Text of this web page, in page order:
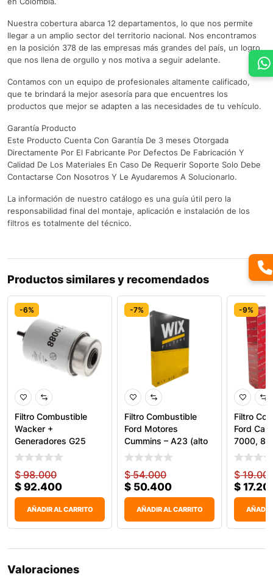
Nuestra cobertura abarca 12 departamentos, lo que nos permite
llegar a un amplio sector del territorio nacional. Nos encontramos
en la posición 378 de las empresas más grandes del país, un logro
que nos llena de orgullo y nos motiva a seguir adelante.
Contamos con un equipo de profesionales altamente calificado,
que te brindará la mejor asesoría para que encuentres los
productos que mejor se adapten a las necesidades de tu vehículo.
Garantía Producto
Este Producto Cuenta Con Garantía De 3 meses Otorgada
Directamente Por El Fabricante Por Defectos De Fabricación Y
Calidad De Los Materiales En Caso De Requerir Soporte Solo Debe
Contactarse Con Nosotros Y Le Ayudaremos A Solucionarlo.
La información de nuestro catálogo es una guía útil pero la
responsabilidad final del montaje, aplicación e instalación de los
filtros es totalmente del técnico.
Productos similares y recomendados
-6%
Filtro Combustible
Wacker +
Generadores G25
WF10088 Wix
$98.000
$ 92.400
AÑADIR AL CARRITO
-7%
Filtro Combustible
Ford Motores
Cummins – A23 (alto
$54.000
$ 50.400
AÑADIR AL CARRITO
-9%
Filtro
Ford
7000, 80
$
$
AÑADIR
Valoraciones